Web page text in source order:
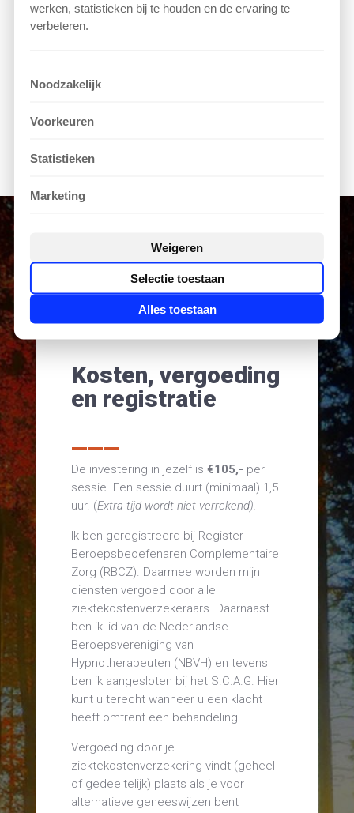
Kosten, vergoeding
en registratie
De investering in jezelf is €105,- per
sessie. Een sessie duurt (minimaal) 1,5
uur. (Extra tijd wordt niet verrekend).
Ik ben geregistreerd bij Register
Beroepsbeoefenaren Complementaire
Zorg (RBCZ). Daarmee worden mijn
diensten vergoed door alle
ziektekostenverzekeraars. Daarnaast
ben ik lid van de Nederlandse
Beroepsvereniging van
Hypnotherapeuten (NBVH) en tevens
ben ik aangesloten bij het S.C.A.G. Hier
kunt u terecht wanneer u een klacht
heeft omtrent een behandeling.
Vergoeding door je
ziektekostenverzekering vindt (geheel
of gedeeltelijk) plaats als je voor
alternatieve geneeswijzen bent
werken, statistieken bij te houden en de ervaring te
verbeteren.
Noodzakelijk
Voorkeuren
Statistieken
Marketing
Weigeren
Selectie toestaan
Alles toestaan